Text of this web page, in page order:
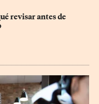
revisar antes de